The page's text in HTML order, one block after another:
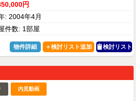
円
: 2004年4月
件数: 1部屋
物件詳細 検討リスト
内見動画